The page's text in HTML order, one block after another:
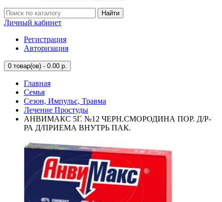
Найти
Личный кабинет
Регистрация
Авторизация
0 товар(ов) - 0.00 р.
Главная
Семья
Сезон, Импульс, Травма
Лечение Простуды
АНВИМАКС 5Г. №12 ЧЕРН.СМОРОДИНА ПОР. Д/Р-
РА Д/ПРИЕМА ВНУТРЬ ПАК.